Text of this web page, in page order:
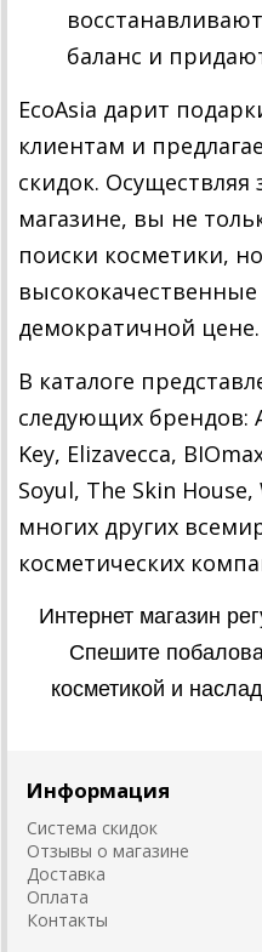
баланс и
EcoAsia дарит
клиентам и
скидок. Осуществляя
магазине, вы не
поиски косметики,
высококачественные
демократичной цене.
В каталоге
следующих брендов:
Key, Elizavecca,
Soyul, The Skin
многих других
косметических
Интернет магазин
Спешите
косметикой и
Информация
Система скидок
Отзывы о магазине
Доставка
Оплата
Контакты